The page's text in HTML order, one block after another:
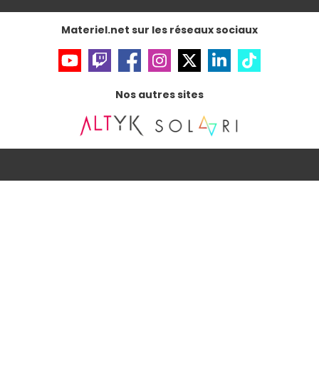
Accessibilité : non conforme
Materiel.net sur les réseaux sociaux
Nos autres sites